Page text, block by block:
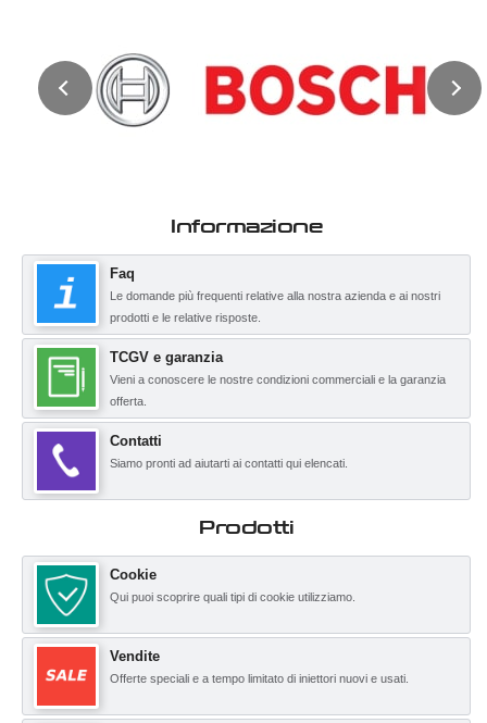
Informazione
Faq
Le domande più frequenti relative alla nostra azienda e ai nostri
prodotti e le relative risposte.
TCGV e garanzia
Vieni a conoscere le nostre condizioni commerciali e la garanzia
offerta.
Contatti
Siamo pronti ad aiutarti ai contatti qui elencati.
Prodotti
Cookie
Qui puoi scoprire quali tipi di cookie utilizziamo.
Vendite
Offerte speciali e a tempo limitato di iniettori nuovi e usati.